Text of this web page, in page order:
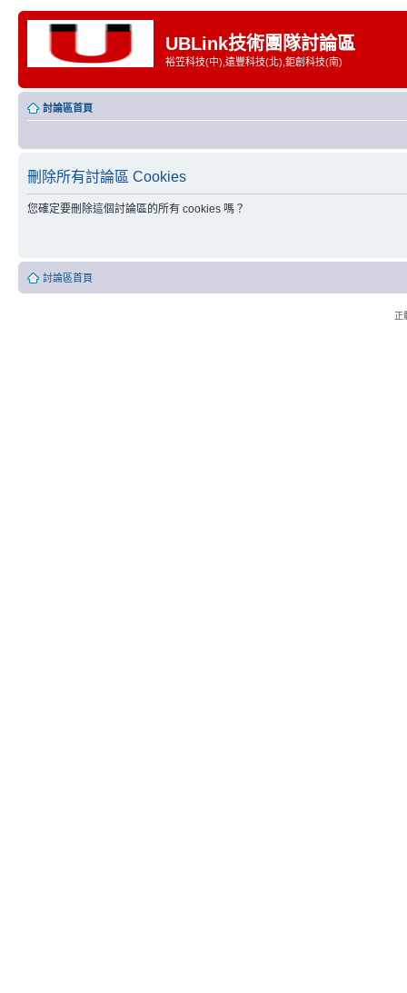
UBLink技術團隊討論區
裕笠科技(中),遠豐科技(北),鉅創科技(南)
討論區首頁
刪除所有討論區 Cookies
您確定要刪除這個討論區的所有 cookies 嗎？
討論區首頁
正